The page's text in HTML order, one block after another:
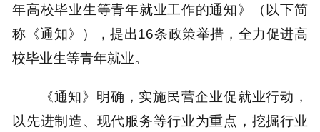
年高校毕业生等青年就业工作的通知》（以下简
称《通知》），提出16条政策举措，全力促进高
校毕业生等青年就业。
《通知》明确，实施民营企业促就业行动，
以先进制造、现代服务等行业为重点，挖掘行业